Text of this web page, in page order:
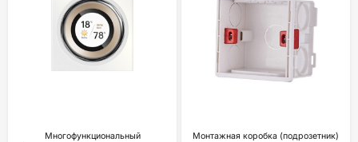
Многофункциональный
Монтажная коробка (подрозетник)